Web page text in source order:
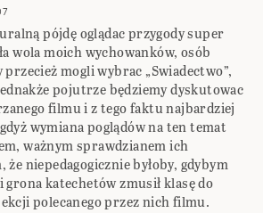
pójdę oglądac przygody super
wola moich wychowanków, osób
mogli wybrac „Swiadectwo”,
pojutrze będziemy dyskutowac
filmu i z tego faktu najbardziej
wymiana poglądów na ten temat
ważnym sprawdzianem ich
że niepedagogicznie byłoby, gdybym
grona katechetów zmusił klasę do
polecanego przez nich filmu.